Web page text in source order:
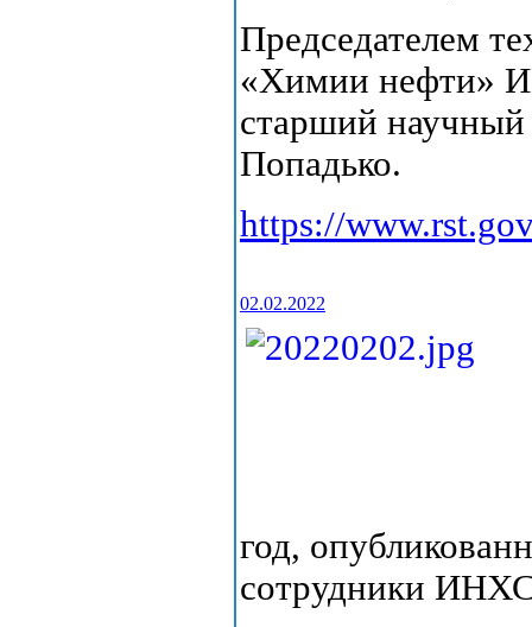
Председателем
«Химии нефти»
старший
Попадько.
https://
02.02.2022
год,
сотрудники